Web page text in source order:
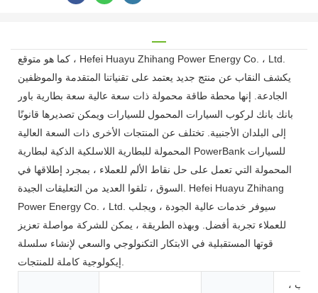
كما هو متوقع ، Hefei Huayu Zhihang Power Energy Co. ، Ltd.
يكشف النقاب عن منتج جديد يعتمد على تقنياتنا المتقدمة والموظفين
الجادعة. إنها محطة طاقة محمولة ذات سعة عالية سعة بطارية باور
بانك بانك لركوب السيارات المحمول للسيارات ويمكن تصديرها قانونًا
إلى البلدان الأجنبية. تختلف عن المنتجات الأخرى ذات السعة العالية
المحمولة للبطارية اللاسلكية الذكية لبطارية PowerBank للسيارات
المحمولة التي تعمل على حل نقاط الألم للعملاء ، بمجرد إطلاقها في
السوق ، تلقوا العديد من التعليقات الجيدة. Hefei Huayu Zhihang
Power Energy Co. ، Ltd. سيوفر خدمات عالية الجودة ، ويجلب
للعملاء تجربة أفضل. وبهذه الطريقة ، يمكن للشركة مواصلة تعزيز
قوتها المستقبلية في الابتكار التكنولوجي والسعي لإنشاء سلسلة
،